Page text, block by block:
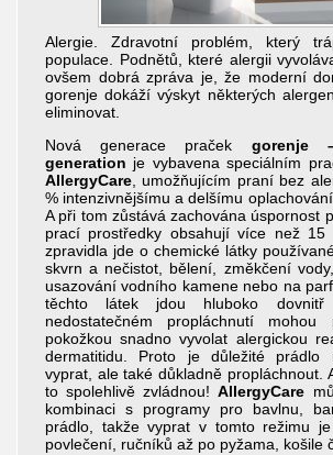
Alergie. Zdravotní problém, který
populace. Podnětů, které alergii
ovšem dobrá zpráva je, že moderní
gorenje dokáží výskyt některých
eliminovat.
Nová generace praček gorenje
generation je vybavena speciálním
AllergyCare, umožňujícím praní bez
% intenzivnějšímu a delšímu
A při tom zůstává zachována úspornost
prací prostředky obsahují více než 15
zpravidla jde o chemické látky
skvrn a nečistot, bělení, změkčení
usazování vodního kamene nebo na
těchto látek jdou hluboko
nedostatečném propláchnutí
pokožkou snadno vyvolat alergickou
dermatitidu. Proto je důležité prádlo
vyprat, ale také důkladně propláchnout.
to spolehlivě zvládnou!AllergyCare
kombinaci s programy pro bavlnu,
prádlo, takže vyprat v tomto režimu
povlečení, ručníků až po pyžama, košile